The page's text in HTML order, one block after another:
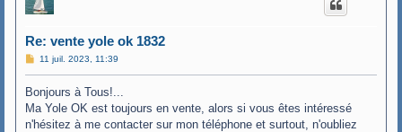
Re: vente yole ok 1832
M
s
g
e
11 juil. 2023, 11:39
Bonjours à Tous!...
Ma Yole OK est toujours en vente, alors si vous êtes intéressé
n'hésitez à me contacter sur mon téléphone et surtout, n'oubliez